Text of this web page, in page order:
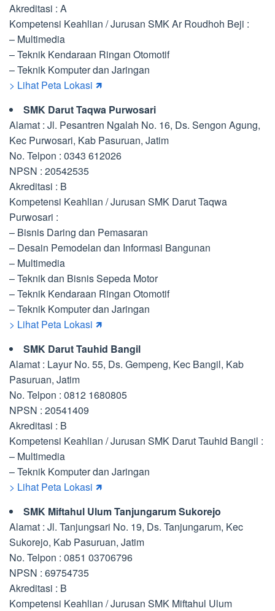
Akreditasi : A
Kompetensi Keahlian / Jurusan SMK Ar Roudhoh Beji :
– Multimedia
– Teknik Kendaraan Ringan Otomotif
– Teknik Komputer dan Jaringan
> Lihat Peta Lokasi 🡽
SMK Darut Taqwa Purwosari
Alamat : Jl. Pesantren Ngalah No. 16, Ds. Sengon Agung,
Kec Purwosari, Kab Pasuruan, Jatim
No. Telpon : 0343 612026
NPSN : 20542535
Akreditasi : B
Kompetensi Keahlian / Jurusan SMK Darut Taqwa
Purwosari :
– Bisnis Daring dan Pemasaran
– Desain Pemodelan dan Informasi Bangunan
– Multimedia
– Teknik dan Bisnis Sepeda Motor
– Teknik Kendaraan Ringan Otomotif
– Teknik Komputer dan Jaringan
> Lihat Peta Lokasi 🡽
SMK Darut Tauhid Bangil
Alamat : Layur No. 55, Ds. Gempeng, Kec Bangil, Kab
Pasuruan, Jatim
No. Telpon : 0812 1680805
NPSN : 20541409
Akreditasi : B
Kompetensi Keahlian / Jurusan SMK Darut Tauhid Bangil :
– Multimedia
– Teknik Komputer dan Jaringan
> Lihat Peta Lokasi 🡽
SMK Miftahul Ulum Tanjungarum Sukorejo
Alamat : Jl. Tanjungsari No. 19, Ds. Tanjungarum, Kec
Sukorejo, Kab Pasuruan, Jatim
No. Telpon : 0851 03706796
NPSN : 69754735
Akreditasi : B
Kompetensi Keahlian / Jurusan SMK Miftahul Ulum